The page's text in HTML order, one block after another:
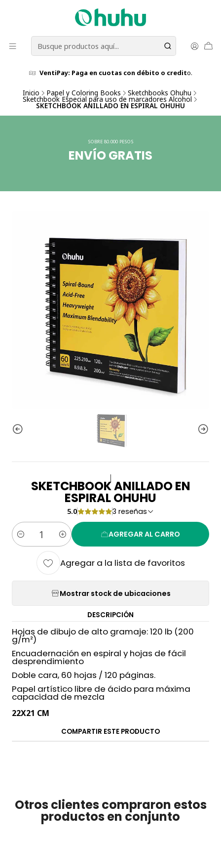
VentiPay: Paga en cuotas con débito o credito.
Inicio Papel y Coloring Books Sketchbooks Ohuhu
Sketchbook Especial para uso de marcadores Alcohol
SKETCHBOOK ANILLADO EN ESPIRAL OHUHU
SOBRE 80.000 PESOS
ENVÍO GRATIS
|
SKETCHBOOK ANILLADO EN
ESPIRAL OHUHU
5.0 3 reseñas
Cantidad
AGREGAR AL CARRO
Agregar a la lista de favoritos
Mostrar stock de ubicaciones
DESCRIPCIÓN
Hojas de dibujo de alto gramaje: 120 lb (200
g/m²)
Encuadernación en espiral y hojas de fácil
desprendimiento
Doble cara, 60 hojas / 120 páginas.
Papel artístico libre de ácido para máxima
capacidad de mezcla
22X21 CM
COMPARTIR ESTE PRODUCTO
Otros clientes compraron estos
productos en conjunto